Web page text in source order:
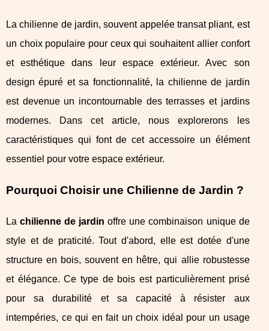
La chilienne de jardin, souvent appelée transat pliant, est
un choix populaire pour ceux qui souhaitent allier confort
et esthétique dans leur espace extérieur. Avec son
design épuré et sa fonctionnalité, la chilienne de jardin
est devenue un incontournable des terrasses et jardins
modernes. Dans cet article, nous explorerons les
caractéristiques qui font de cet accessoire un élément
essentiel pour votre espace extérieur.
Pourquoi Choisir une Chilienne de Jardin ?
Lachilienne de jardin offre une combinaison unique de
style et de praticité. Tout d'abord, elle est dotée d'une
structure en bois, souvent en hêtre, qui allie robustesse
et élégance. Ce type de bois est particulièrement prisé
pour sa durabilité et sa capacité à résister aux
intempéries, ce qui en fait un choix idéal pour un usage